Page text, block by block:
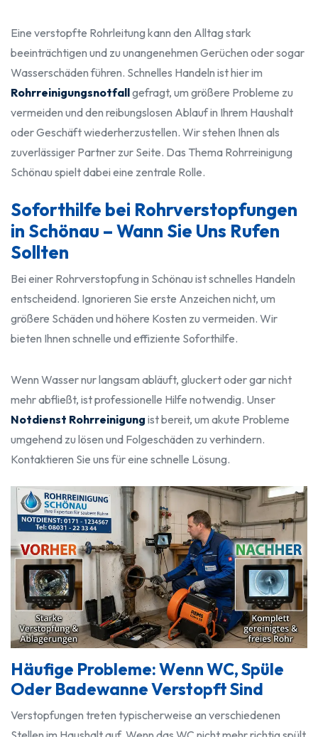
Eine verstopfte Rohrleitung kann den Alltag stark
beeinträchtigen und zu unangenehmen Gerüchen oder sogar
Wasserschäden führen. Schnelles Handeln ist hier im
Rohrreinigungsnotfallgefragt, um größere Probleme zu
vermeiden und den reibungslosen Ablauf in Ihrem Haushalt
oder Geschäft wiederherzustellen. Wir stehen Ihnen als
zuverlässiger Partner zur Seite. Das Thema Rohrreinigung
Schönau spielt dabei eine zentrale Rolle.
Soforthilfe bei Rohrverstopfungen
in Schönau – Wann Sie Uns Rufen
Sollten
Bei einer Rohrverstopfung in Schönau ist schnelles Handeln
entscheidend. Ignorieren Sie erste Anzeichen nicht, um
größere Schäden und höhere Kosten zu vermeiden. Wir
bieten Ihnen schnelle und effiziente Soforthilfe.
Wenn Wasser nur langsam abläuft, gluckert oder gar nicht
mehr abfließt, ist professionelle Hilfe notwendig. Unser
Notdienst Rohrreinigung ist bereit, um akute Probleme
umgehend zu lösen und Folgeschäden zu verhindern.
Kontaktieren Sie uns für eine schnelle Lösung.
Häufige Probleme: Wenn WC, Spüle
Oder Badewanne Verstopft Sind
Verstopfungen treten typischerweise an verschiedenen